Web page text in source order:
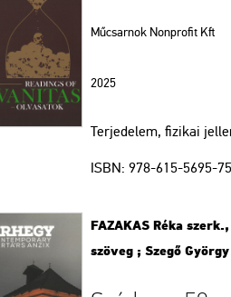
Műcsarnok Nonprofit Kft
2025
Terjedelem, fizikai
ISBN: 978-615-5695-
FAZAKAS Réka
szöveg ; Szegő